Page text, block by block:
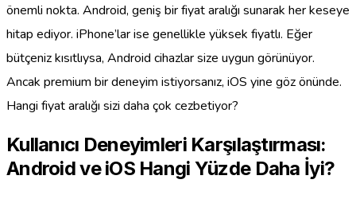
önemli nokta. Android, geniş bir fiyat aralığı sunarak her keseye
hitap ediyor. iPhone’lar ise genellikle yüksek fiyatlı. Eğer
bütçeniz kısıtlıysa, Android cihazlar size uygun görünüyor.
Ancak premium bir deneyim istiyorsanız, iOS yine göz önünde.
Hangi fiyat aralığı sizi daha çok cezbetiyor?
Kullanıcı Deneyimleri Karşılaştırması:
Android ve iOS Hangi Yüzde Daha İyi?